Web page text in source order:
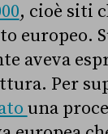
, cioè siti
europeo.
aveva
Per
una